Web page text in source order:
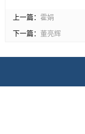
上一篇： 霍娟
下一篇： 董亮辉